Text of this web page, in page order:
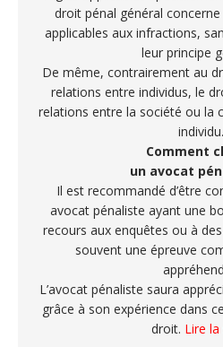
droit pénal général concerne
applicables aux infractions,
leur principe
De même, contrairement au
relations entre individus, le
relations entre la société ou la
individu.
Comment
un avocat
Il est recommandé d’être
avocat pénaliste ayant une
recours aux enquêtes ou à
souvent une épreuve
L’avocat pénaliste saura
grâce à son expérience dans
droit. Lire la